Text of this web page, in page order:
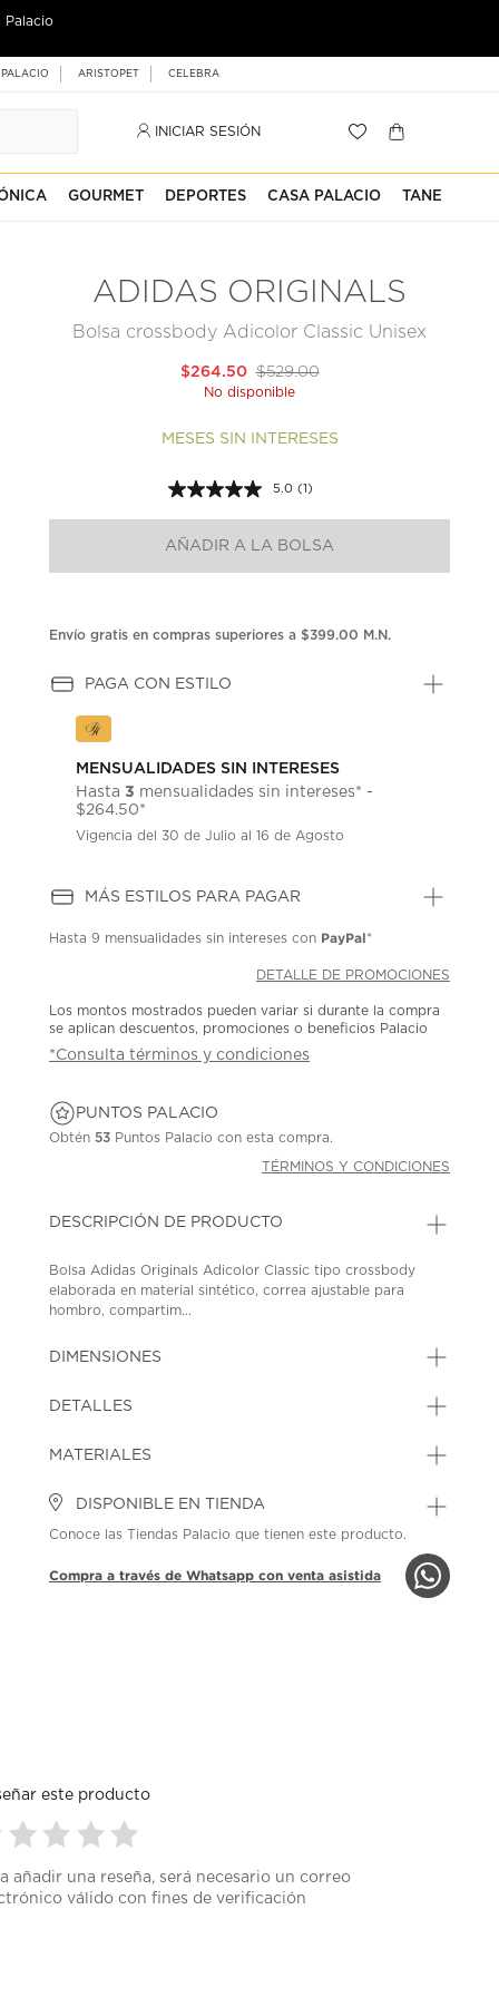
Palacio
ARISTOPET CELEBRA
INICIAR SESIÓN
GOURMET DEPORTES CASA PALACIO TANE
ADIDAS ORIGINALS
Bolsa crossbody Adicolor Classic Unisex
$529.00
$264.50
No disponible
MESES SIN INTERESES
5.0 Lea
1
Enlace
en
(1)
AÑADIR A LA BOLSA
Envío gratis en compras superiores a $399.00 M.N.
PAGA CON ESTILO
MENSUALIDADES SIN INTERESES
Hasta3 mensualidades sin intereses* -
$264.50*
Vigencia del 30 de Julio al 16 de Agosto
MÁS ESTILOS PARA PAGAR
Hasta9 mensualidades sin intereses con PayPal*
DETALLE DE PROMOCIONES
Los montos mostrados pueden variar si durante la compra
se aplican descuentos, promociones o beneficios Palacio
*Consulta términos y condiciones
PUNTOS PALACIO
Obtén53 Puntos Palacio con esta compra.
TÉRMINOS Y CONDICIONES
DESCRIPCIÓN DE PRODUCTO
Bolsa Adidas Originals Adicolor Classic tipo crossbody
elaborada en material sintético, correa ajustable para
hombro, compartim...
DIMENSIONES
DETALLES
MATERIALES
DISPONIBLE EN TIENDA
Conoce las Tiendas Palacio que tienen este producto.
Compra a través de Whatsapp con venta asistida
5 estrellas.
4 estrellas.
3 estrellas.
2 estrellas.
este producto
para
calificar
para
calificar
para
calificar
para
calificar
añadir una reseña, será necesario un correo
válido con fines de verificación